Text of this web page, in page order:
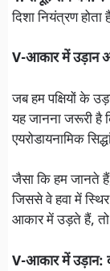
दिशा नियंत्रण होता
V-आकार में उड़ान
जब हम पक्षियों के
यह जानना जरूरी है
एयरोडायनामिक
जैसा कि हम जानते
जिससे वे हवा में
आकार में उड़ते हैं, तो
V-आकार में उड़ान: